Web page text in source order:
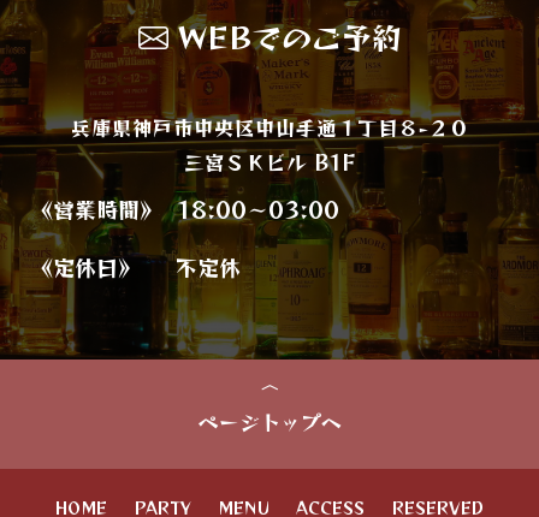
WEBでのご予約
兵庫県神戸市中央区中山手通１丁目８−２０
三宮ＳＫビル B1F
《営業時間》
18:00～03:00
《定休日》
不定休
ページトップへ
HOME PARTY MENU ACCESS RESERVED